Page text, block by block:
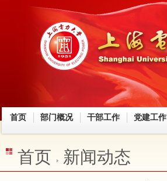
首页 部门概况 干部工作 党建工作
首页 新闻动态